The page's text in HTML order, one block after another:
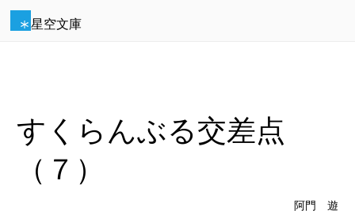
星空文庫
すくらんぶる交差点
（７）
阿門 遊